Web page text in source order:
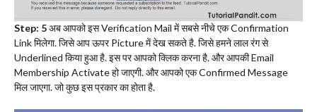
Step: 5अब आपको इस Verification Mail में सबसे नीचे एक Confirmation
Link मिलेगा. जिसे आप ऊपर Picture में देख सकते है. जिसे हमने लाल रंग से
Underlined किया हुआ है. इस पर आपको क्लिक करना है. और आपकी Email
Membership Activate हो जाएगी. और आपको एक Confirmed Message
मिल जाएगा. जो कुछ इस प्रकार का होता है.